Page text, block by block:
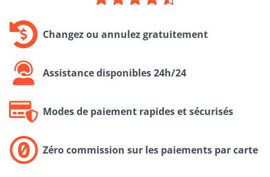
Changez ou annulez gratuitement
Assistance disponibles 24h/24
Modes de paiement rapides et sécurisés
Zéro commission sur les paiements par carte